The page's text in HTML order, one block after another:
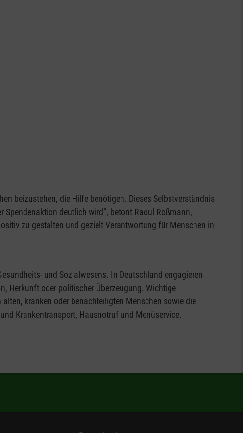
beizustehen, die Hilfe benötigen. Dieses Selbstverständnis
deutlich wird“, betont Raoul Roßmann,
zu gestalten und gezielt Verantwortung für Menschen in
und Sozialwesens. In Deutschland engagieren
Herkunft oder politischer Überzeugung. Wichtige
kranken oder benachteiligten Menschen sowie die
Krankentransport, Hausnotruf und Menüservice.